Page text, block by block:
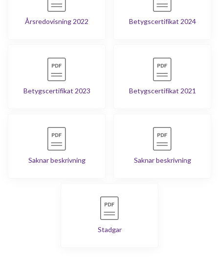
Årsredovisning 2022 Betygscertifikat 2024
Betygscertifikat 2023 Betygscertifikat 2021
Saknar beskrivning Saknar beskrivning
Stadgar